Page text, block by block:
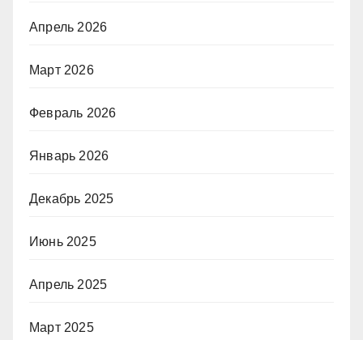
Апрель 2026
Март 2026
Февраль 2026
Январь 2026
Декабрь 2025
Июнь 2025
Апрель 2025
Март 2025